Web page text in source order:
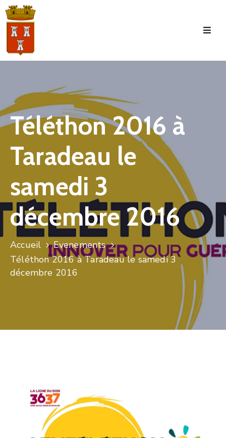
Accueil
Tourisme
Manifestations
Vie
Municipale
Services
Jeunesse
Téléthon 2016 à
Taradeau le
samedi 3
décembre 2016
Accueil
Evenements
Téléthon 2016 à Taradeau le samedi 3
décembre 2016